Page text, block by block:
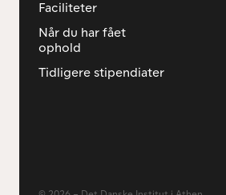
Faciliteter
Når du har fået
ophold
Tidligere stipendiater